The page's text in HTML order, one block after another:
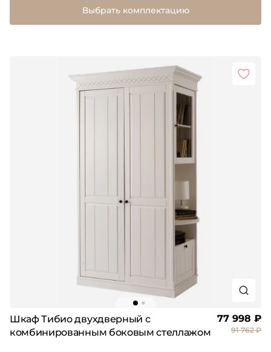
Выбрать комплектацию
Шкаф Тибио двухдверный с
комбинированным боковым стеллажом
77 998 ₽
91 762 ₽